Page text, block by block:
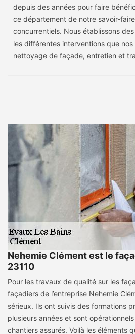
depuis des années pour faire
ce département de notre savoir-
concurrentiels. Nous établissons
les différentes interventions que
nettoyage de façade, entretien et
Nehemie Clément est le
23110
Pour les travaux de qualité sur les
façadiers de l’entreprise Nehemie
sérieux. Ils ont suivis des formations
plusieurs années et sont
chantiers assurés. Voilà les éléments